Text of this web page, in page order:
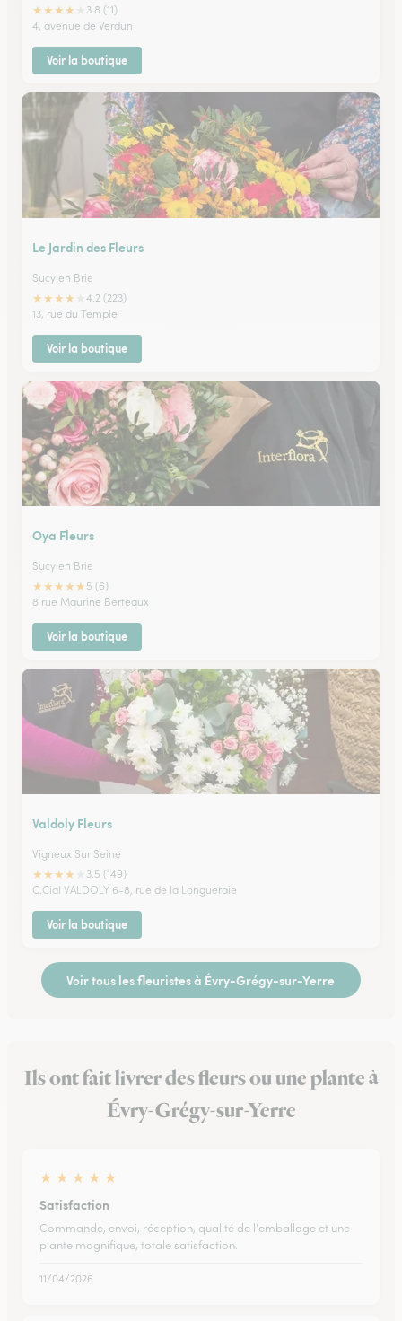
★★★★
3.8 (11)
4, avenue de Verdun
Voir la boutique
Le Jardin des Fleurs
Sucy en Brie
★★★★
4.2 (223)
13, rue du Temple
Voir la boutique
Oya Fleurs
Sucy en Brie
★★★★★ 5 (6)
8 rue Maurine Berteaux
Voir la boutique
Valdoly Fleurs
Vigneux Sur Seine
★★★★
3.5 (149)
C.Cial VALDOLY 6-8, rue de la Longueraie
Voir la boutique
Voir tous les fleuristes à Évry-Grégy-sur-Yerre
Ils ont fait livrer des fleurs ou une plante à
Évry-Grégy-sur-Yerre
★ ★ ★ ★ ★
Satisfaction
Commande, envoi, réception, qualité de l'emballage et une
plante magnifique, totale satisfaction.
11/04/2026